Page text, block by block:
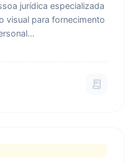
jurídica especializada
visual para fornecimento
receipt_long